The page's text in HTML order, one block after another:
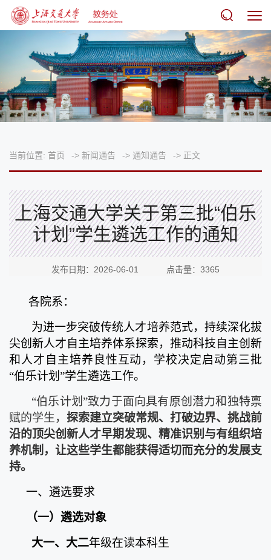
当前位置: 首页 -> 新闻通告 -> 通知通告 -> 正文
上海交通大学关于第三批“伯乐
计划”学生遴选工作的通知
发布日期：2026-06-01 点击量： 3365
各院系：
为进一步突破传统人才培养范式，持续深化拔
尖创新人才自主培养体系探索， 推动科技自主创新
和人才自主培养良性互动，学校决定启动第三批
“伯乐计划”学生遴选工作。
“伯乐计划”致力于面向具有原创潜力和独特禀
赋的学生， 探索建立突破常规、打破边界、挑战前
沿的顶尖创新人才早期发现、精准识别与有组织培
养机制，让这些学生都能获得适切而充分的发展支
持。
一、遴选要求
（一） 遴选对象
大一、大二年级在读本科生